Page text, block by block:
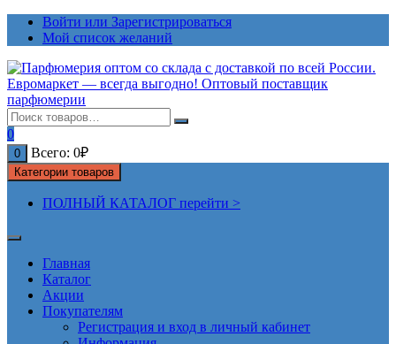
ПерейтиВойти или Зарегистрироваться
Мой список желаний
0
0 Всего: 0₽
Категории товаров
ПОЛНЫЙ КАТАЛОГ перейти >
Главная
Каталог
Акции
Покупателям
Регистрация и вход в личный кабинет